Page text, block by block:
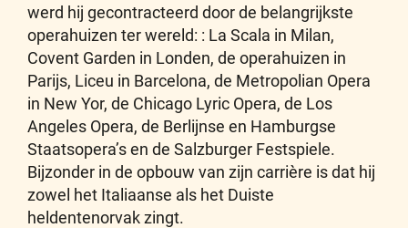
werd hij gecontracteerd door de belangrijkste
operahuizen ter wereld: : La Scala in Milan,
Covent Garden in Londen, de operahuizen in
Parijs, Liceu in Barcelona, de Metropolian Opera
in New Yor, de Chicago Lyric Opera, de Los
Angeles Opera, de Berlijnse en Hamburgse
Staatsopera’s en de Salzburger Festspiele.
Bijzonder in de opbouw van zijn carrière is dat hij
zowel het Italiaanse als het Duiste
heldentenorvak zingt.